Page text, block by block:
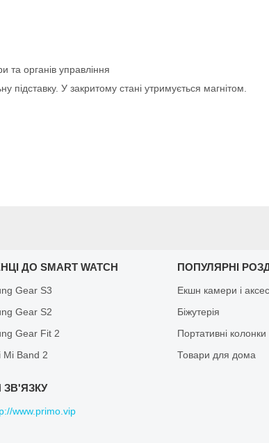
та органів управління
У закритому стані утримується магнітом.
ДО SMART WATCH
Gear S3
Gear S2
Gear Fit 2
Mi Band 2
ПОПУЛЯРНІ
Екшн камери і
Біжутерія
Портативні колонки
Товари для дома
www.primo.vip